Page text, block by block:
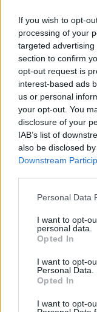
If you wish to opt-
processing of your
targeted
section to confirm
opt-out request is
interest-based ads
us or personal
your opt-out. You
disclosure of your
IAB’s list of
also be disclosed
Downstream
Personal Data
I want to opt-
personal data.
Opted In
I want to opt-
Personal Data.
Opted In
I want to opt-
Epson invita gli
indicati come “Lux”,
che non seguono
incidono in modo
confrontare le
acquista su Amazon e
La misurazione della
riconosciuti a
Organization for
metodologie per
luminosità del bianco.
standard, non ci
videoproiettori